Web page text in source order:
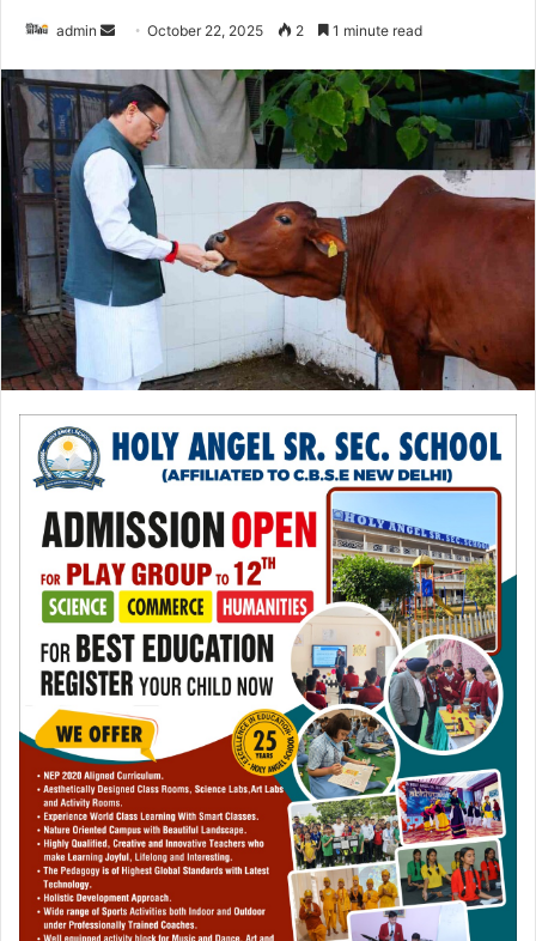
admin
n
d
a
e
m
a
October 22, 2025 2 1 minute read